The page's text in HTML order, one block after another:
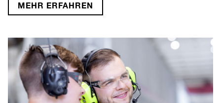
MEHR ERFAHREN